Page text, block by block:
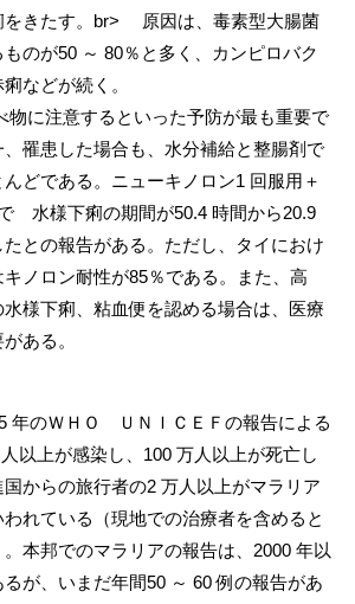
をきたす。br> 原因は、毒素型大腸菌
ものが50 ～ 80％と多く、カンピロバク
などが続く。
に注意するといった予防が最も重要で
罹患した場合も、水分補給と整腸剤で
どである。ニューキノロン1 回服用＋
水様下痢の期間が50.4 時間から20.9
との報告がある。ただし、タイにおけ
ノロン耐性が85％である。また、高
様下痢、粘血便を認める場合は、医療
ある。
年のＷＨＯ ＵＮＩＣＥＦの報告による
以上が感染し、100 万人以上が死亡し
からの旅行者の2 万人以上がマラリア
れている（現地での治療者を含めると
本邦でのマラリアの報告は、2000 年以
が、いまだ年間50 ～ 60 例の報告があ